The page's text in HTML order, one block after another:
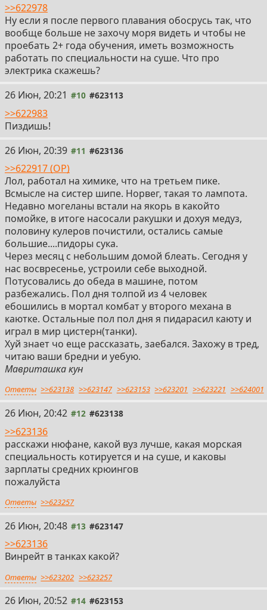
>>622978
Ну если я после первого плавания обосрусь так, что
вообще больше не захочу моря видеть и чтобы не
проебать 2+ года обучения, иметь возможность
работать по специальности на суше. Что про
электрика скажешь?
26 Июн, 20:21 #10 #623113
>>622983
Пиздишь!
26 Июн, 20:39 #11 #623136
>>622917 (OP)
Лол, работал на химике, что на третьем пике.
Всмысле на систер шипе. Норвег, такая то лампота.
Недавно могеланы встали на якорь в какойто
помойке, в итоге насосали ракушки и дохуя медуз,
половину кулеров почистили, остались самые
большие....пидоры сука.
Через месяц с небольшим домой блеать. Сегодня у
нас восвресенье, устроили себе выходной.
Потусовались до обеда в машине, потом
разбежались. Пол дня толпой из 4 человек
ебошились в мортал комбат у второго механа в
каютке. Остальные пол пол дня я пидарасил каюту и
играл в мир цистерн(танки).
Хуй знает чо еще рассказать, заебался. Захожу в тред,
читаю ваши бредни и уебую.
Мавриташка кун
Ответы >>623138 >>623147 >>623153 >>623201 >>623221 >>624001
26 Июн, 20:42 #12 #623138
>>623136
расскажи нюфане, какой вуз лучше, какая морская
специальность котируется и на суше, и каковы
зарплаты средних крюингов
пожалуйста
Ответы >>623257
26 Июн, 20:48 #13 #623147
>>623136
Винрейт в танках какой?
Ответы >>623202 >>623257
26 Июн, 20:52 #14 #623153